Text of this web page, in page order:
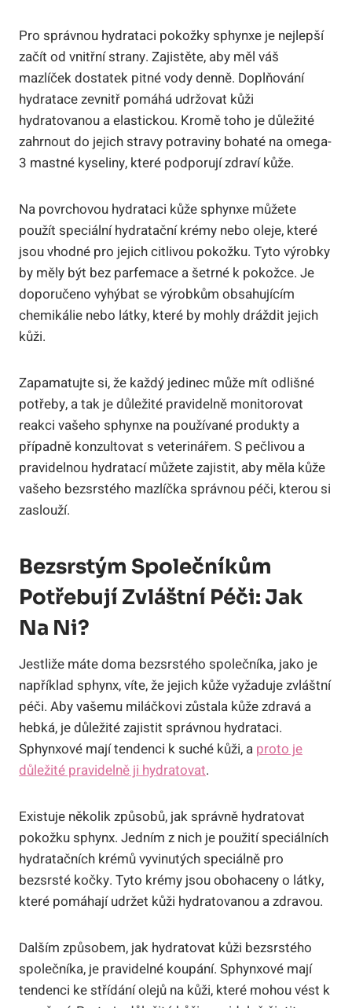
Pro správnou hydrataci pokožky sphynxe je nejlepší
začít od vnitřní strany. Zajistěte, aby měl váš
mazlíček dostatek pitné vody denně. Doplňování
hydratace zevnitř pomáhá udržovat kůži
hydratovanou a elastickou. Kromě toho je důležité
zahrnout do jejich stravy potraviny bohaté na omega-
3 mastné kyseliny, které podporují zdraví kůže.
Na povrchovou hydrataci kůže sphynxe můžete
použít speciální hydratační krémy nebo oleje, které
jsou vhodné pro jejich citlivou pokožku. Tyto výrobky
by měly být bez parfemace a šetrné k pokožce. Je
doporučeno vyhýbat se výrobkům obsahujícím
chemikálie nebo látky, které by mohly dráždit jejich
kůži.
Zapamatujte si, že každý jedinec může mít odlišné
potřeby, a tak je důležité pravidelně monitorovat
reakci vašeho sphynxe na používané produkty a
případně konzultovat s veterinářem. S pečlivou a
pravidelnou hydratací můžete zajistit, aby měla kůže
vašeho bezsrstého mazlíčka správnou péči, kterou si
zaslouží.
Bezsrstým Společníkům
Potřebují Zvláštní Péči: Jak
Na Ni?
Jestliže máte doma bezsrstého společníka, jako je
například sphynx, víte, že jejich kůže vyžaduje zvláštní
péči. Aby vašemu miláčkovi zůstala kůže zdravá a
hebká, je důležité zajistit správnou hydrataci.
Sphynxové mají tendenci k suché kůži, a proto je
důležité pravidelně ji hydratovat.
Existuje několik způsobů, jak správně hydratovat
pokožku sphynx. Jedním z nich je použití speciálních
hydratačních krémů vyvinutých speciálně pro
bezsrsté kočky. Tyto krémy jsou obohaceny o látky,
které pomáhají udržet kůži hydratovanou a zdravou.
Dalším způsobem, jak hydratovat kůži bezsrstého
společníka, je pravidelné koupání. Sphynxové mají
tendenci ke střídání olejů na kůži, které mohou vést k